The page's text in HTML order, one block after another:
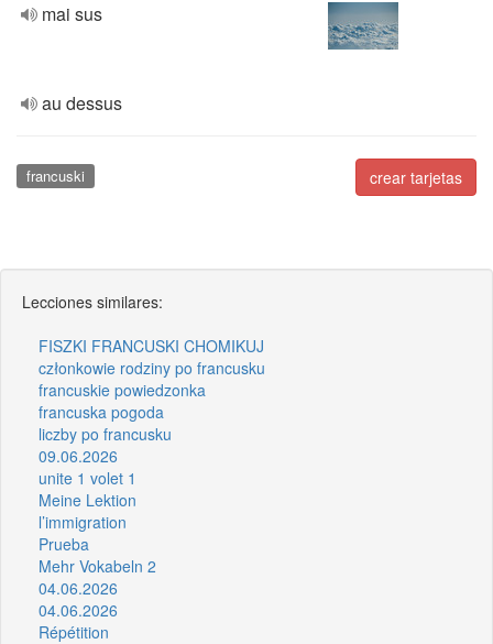
mai sus
au dessus
crear tarjetas
francuski
Lecciones similares:
FISZKI FRANCUSKI CHOMIKUJ
członkowie rodziny po francusku
francuskie powiedzonka
francuska pogoda
liczby po francusku
09.06.2026
unite 1 volet 1
Meine Lektion
l’immigration
Prueba
Mehr Vokabeln 2
04.06.2026
04.06.2026
Répétition